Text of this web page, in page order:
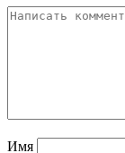
Имя